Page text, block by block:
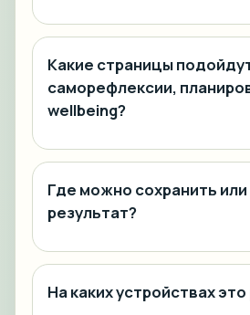
Какие страницы
саморефлексии,
wellbeing?
Где можно сохранить или
результат?
На каких устройствах